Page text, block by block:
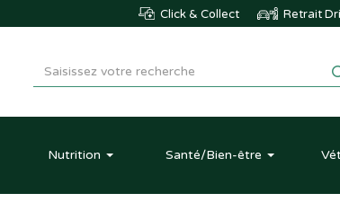
Click & Collect Retrait
Nutrition Santé/Bien-être